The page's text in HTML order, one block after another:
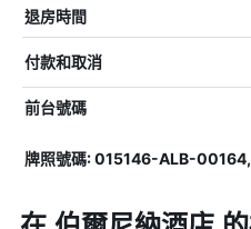
退房時間
付款和取消
前台號碼
牌照號碼: 015146-ALB-